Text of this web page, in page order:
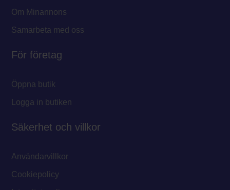
Om Minannons
Samarbeta med oss
För företag
Öppna butik
Logga in butiken
Säkerhet och villkor
Användarvillkor
Cookiepolicy